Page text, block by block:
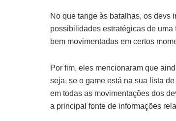
No que tange às batalhas, os devs
possibilidades estratégicas de
bem movimentadas em certos
Por fim, eles mencionaram que
seja, se o game está na sua lista
em todas as movimentações dos
a principal fonte de informações